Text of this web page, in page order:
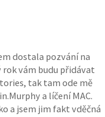
dostala pozvání na
rok vám budu přidávat
tak tam ode mě
a líčení MAC.
a jsem jim fakt vděčná